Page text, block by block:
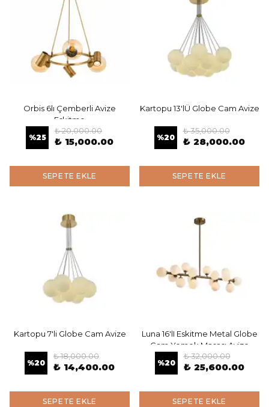
Orbis 6lı Çemberli Avize
Eskitme
%25
₺ 20,000.00
₺ 15,000.00
SEPETE EKLE
Kartopu 13'lÜ Globe Cam Avize
%20
₺ 35,000.00
₺ 28,000.00
SEPETE EKLE
Kartopu 7'li Globe Cam Avize
%20
₺ 18,000.00
₺ 14,400.00
SEPETE EKLE
Luna 16'lI Eskitme Metal Globe
Cam Yemek Masası Avize
%20
₺ 32,000.00
₺ 25,600.00
SEPETE EKLE